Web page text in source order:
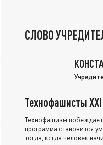
СЛОВО
Технофашисты XXI
Технофашизм побеждает
программа становится
тогда, когда человек